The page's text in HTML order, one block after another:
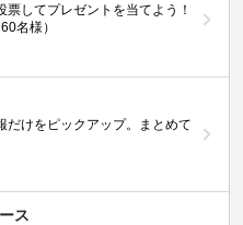
票してプレゼントを当てよう！
名様）
だけをピックアップ。まとめて
ス